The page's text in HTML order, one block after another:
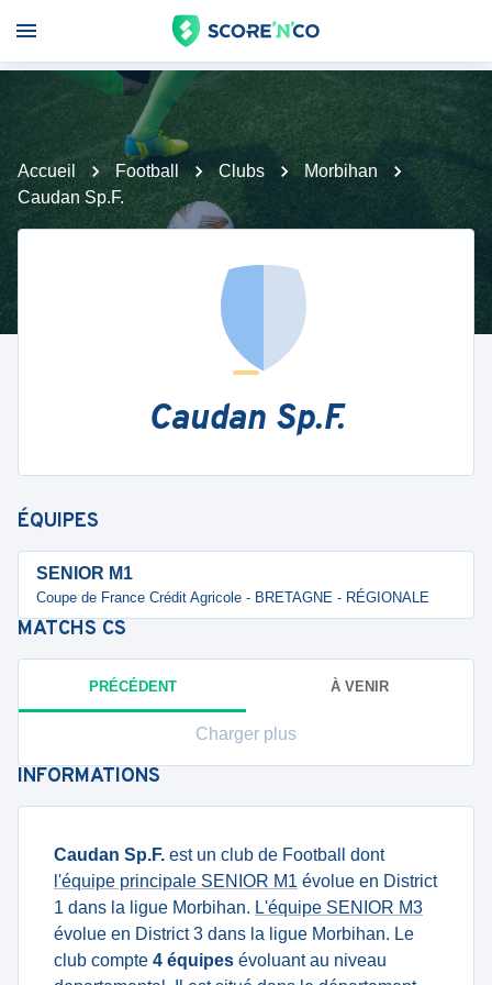
Accueil Football Clubs
Morbihan
Caudan Sp.F.
Caudan Sp.F.
ÉQUIPES
SENIOR M1
Coupe de France Crédit Agricole - BRETAGNE - RÉGIONALE
MATCHS CS
PRÉCÉDENT À VENIR
Charger plus
INFORMATIONS
Caudan Sp.F. est un club de Football dont
l'équipe principale SENIOR M1 évolue en District
1 dans la ligue Morbihan. L'équipe SENIOR M3
évolue en District 3 dans la ligue Morbihan. Le
club compte 4 équipes évoluant au niveau